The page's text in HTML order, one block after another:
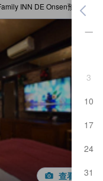
一
3
10
17
24
31
INN DE Onsen预订
查看全部图片